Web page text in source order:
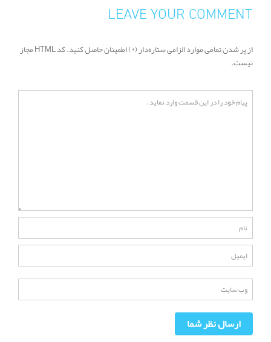
LEAVE YOUR COMMENT
از پر شدن تمامی موارد الزامی ستاره‌دار (*) اطمینان حاصل کنید. کد HTML مجاز
نیست.